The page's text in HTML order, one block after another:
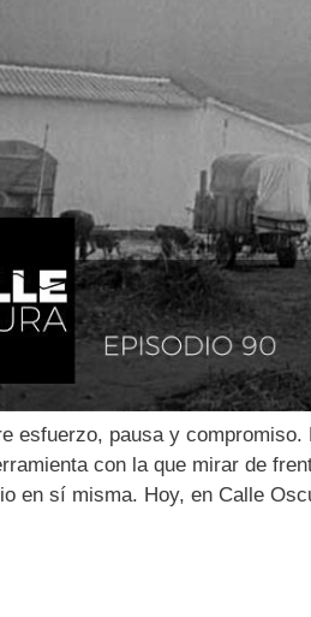
esfuerzo, pausa y
con la que mirar de
en sí misma. Hoy, en Calle